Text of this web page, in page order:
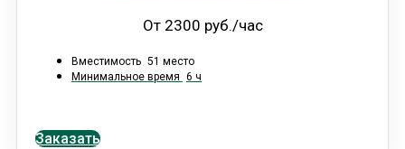
От 2300 руб./час
Вместимость 51 место
Минимальное время 6 ч
Заказать